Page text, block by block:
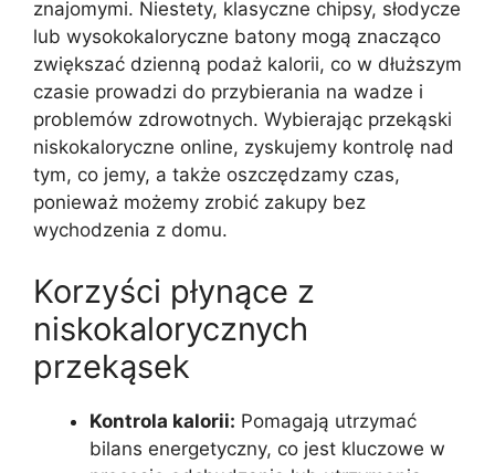
znajomymi. Niestety, klasyczne chipsy, słodycze
lub wysokokaloryczne batony mogą znacząco
zwiększać dzienną podaż kalorii, co w dłuższym
czasie prowadzi do przybierania na wadze i
problemów zdrowotnych. Wybierając przekąski
niskokaloryczne online, zyskujemy kontrolę nad
tym, co jemy, a także oszczędzamy czas,
ponieważ możemy zrobić zakupy bez
wychodzenia z domu.
Korzyści płynące z
niskokalorycznych
przekąsek
Kontrola kalorii: Pomagają utrzymać
bilans energetyczny, co jest kluczowe w